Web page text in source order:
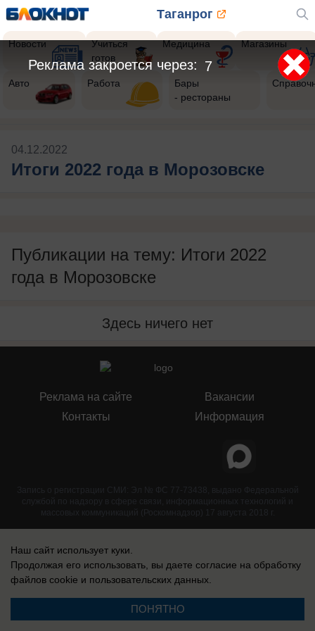
Таганрог
Новости
Учиться
готов
Медицина Магазины
Авто Работа
Бары
- рестораны
04.12.2022
Итоги 2022 года в Морозовске
Публикации на тему: Итоги 2022
года в Морозовске
Здесь ничего нет
Реклама на сайте
Контакты
Вакансии
Информация
Запись о регистрации СМИ: Эл № ФС 77-73438, выдано Федеральной
службой по надзору в сфере связи, информационных технологий и
массовых коммуникаций (Роскомнадзор) 17 августа 2018 г.
Наш сайт использует куки.
Продолжая его использовать, вы даете согласие на обработку
файлов cookie и пользовательских данных.
ПОНЯТНО
7
Реклама закроется через: